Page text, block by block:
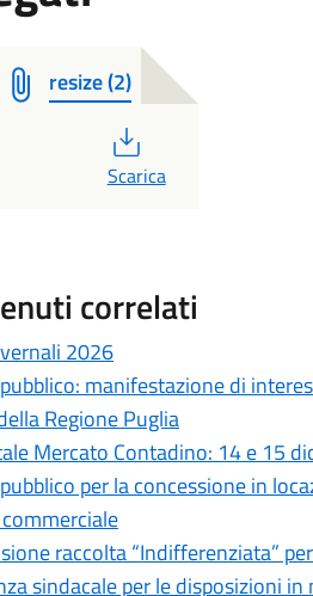
resize (2)
PDF
Scarica
correlati
2026
manifestazione di
Regione Puglia
Mercato Contadino: 14 e 15
per la concessione in
raccolta “Indifferenziata”
sindacale per le disposizioni